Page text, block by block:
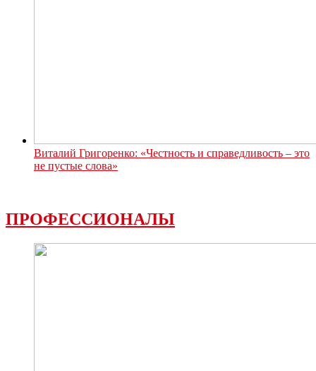
Виталий Григоренко: «Честность и справедливость – это
не пустые слова»
ПРОФЕССИОНАЛЫ